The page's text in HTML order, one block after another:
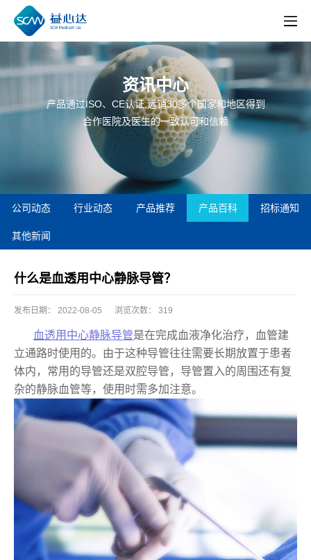
资讯中心
产品通过ISO、CE认证,远销30多个国家和地区得到
合作医院及医生的一致认可和信赖
公司动态 行业动态 产品推荐 产品百科 招标通知
其他新闻
什么是血透用中心静脉导管？
发布日期： 2022-08-05 浏览次数： 319
血透用中心静脉导管是在完成血液净化治疗，血管建
立通路时使用的。由于这种导管往往需要长期放置于患者
体内，常用的导管还是双腔导管，导管置入的周围还有复
杂的静脉血管等，使用时需多加注意。